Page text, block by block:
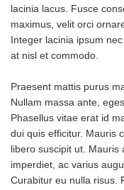
lacinia lacus. Fusce
maximus, velit orci
Integer lacinia ipsum
at nisl et commodo.
Praesent mattis purus
Nullam massa ante,
Phasellus vitae erat id
dui quis efficitur. Mauris
libero suscipit ut.
imperdiet, ac varius
Curabitur eu nulla risus.